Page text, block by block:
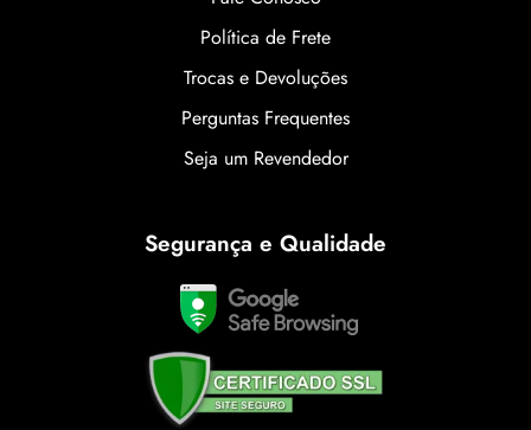
Política de Frete
Trocas e Devoluções
Perguntas Frequentes
Seja um Revendedor
Segurança e Qualidade